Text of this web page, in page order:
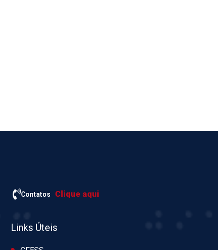
Contatos Clique aqui
Links Úteis